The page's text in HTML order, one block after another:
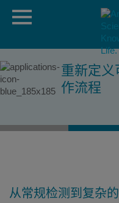
重新定义
作流程
从常规检测到复杂